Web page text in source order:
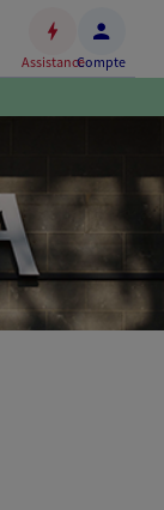
AssistanceCompte